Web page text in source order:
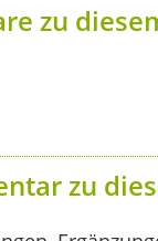
zu
zu